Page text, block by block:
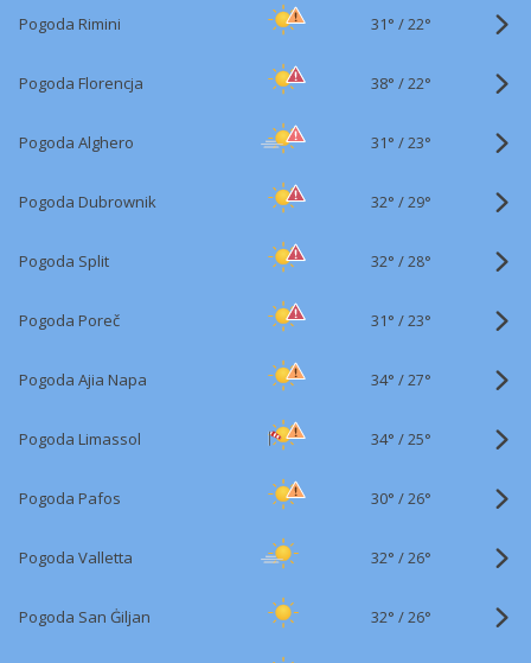
Pogoda Rimini 31° /22°
Pogoda Florencja 38° /22°
Pogoda Alghero 31° /23°
Pogoda Dubrownik 32° /29°
Pogoda Split 32° /28°
Pogoda Poreč 31° /23°
Pogoda Ajia Napa 34° /27°
Pogoda Limassol 34° /25°
Pogoda Pafos 30° /26°
Pogoda Valletta 32° /26°
Pogoda San Ġiljan 32° /26°